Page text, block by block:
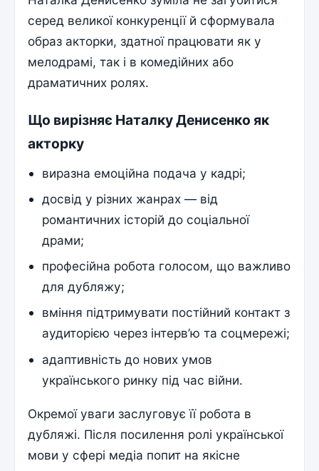
серед великої конкуренції й сформувала
образ акторки, здатної працювати як у
мелодрамі, так і в комедійних або
драматичних ролях.
Що вирізняє Наталку Денисенко як
акторку
виразна емоційна подача у кадрі;
досвід у різних жанрах — від
романтичних історій до соціальної
драми;
професійна робота голосом, що важливо
для дубляжу;
вміння підтримувати постійний контакт з
аудиторією через інтерв’ю та соцмережі;
адаптивність до нових умов
українського ринку під час війни.
Окремої уваги заслуговує її робота в
дубляжі. Після посилення ролі української
мови у сфері медіа попит на якісне